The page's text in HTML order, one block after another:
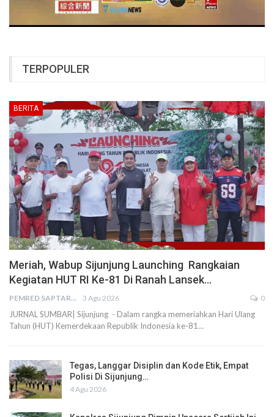
TERPOPULER
BERITA
Meriah, Wabup Sijunjung Launching Rangkaian
Kegiatan HUT RI Ke-81 Di Ranah Lansek…
PEMRED SAPTARIUS 3 Agu 2026 0
JURNAL SUMBAR| Sijunjung - Dalam rangka memeriahkan Hari Ulang
Tahun (HUT) Kemerdekaan Republik Indonesia ke-81…
Tegas, Langgar Disiplin dan Kode Etik, Empat
Polisi Di Sijunjung…
4 Agu 2026